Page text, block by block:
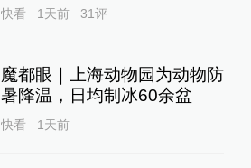
快看 1天前 31评
魔都眼｜上海动物园为动物防
暑降温，日均制冰60余盆
快看 1天前